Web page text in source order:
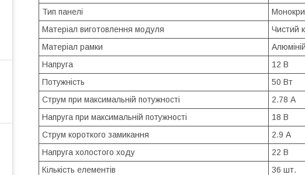
Тип панелі
Матеріал виготовлення модуля
Чистий
Матеріал рамки
Алюміній
Напруга
12 В
Потужність
50 Вт
Струм при максимальній потужності
2.78 А
Напруга при максимальній потужності
18 В
Струм короткого замикання
2.9 А
Напруга холостого ходу
22 В
Кількість елементів
36 шт.